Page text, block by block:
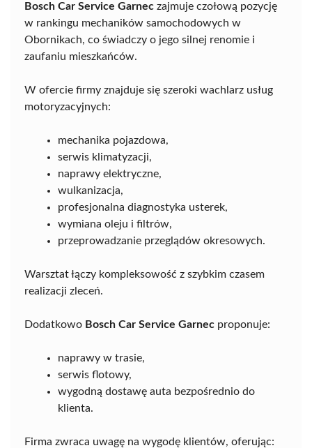
Bosch Car Service Garnec zajmuje czołową pozycję
w rankingu mechaników samochodowych w
Obornikach, co świadczy o jego silnej renomie i
zaufaniu mieszkańców.
W ofercie firmy znajduje się szeroki wachlarz usług
motoryzacyjnych:
mechanika pojazdowa,
serwis klimatyzacji,
naprawy elektryczne,
wulkanizacja,
profesjonalna diagnostyka usterek,
wymiana oleju i filtrów,
przeprowadzanie przeglądów okresowych.
Warsztat łączy kompleksowość z szybkim czasem
realizacji zleceń.
Dodatkowo Bosch Car Service Garnec proponuje:
naprawy w trasie,
serwis flotowy,
wygodną dostawę auta bezpośrednio do
klienta.
Firma zwraca uwagę na wygodę klientów, oferując: